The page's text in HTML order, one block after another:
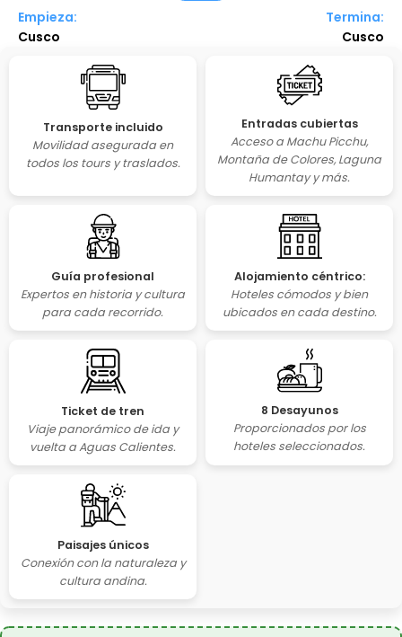
Empieza:
Cusco
Termina:
Cusco
Transporte incluido
Movilidad asegurada en
todos los tours y traslados.
Entradas cubiertas
Acceso a Machu Picchu,
Montaña de Colores, Laguna
Humantay y más.
Guía profesional
Expertos en historia y cultura
para cada recorrido.
Alojamiento céntrico:
Hoteles cómodos y bien
ubicados en cada destino.
Ticket de tren
Viaje panorámico de ida y
vuelta a Aguas Calientes.
8 Desayunos
Proporcionados por los
hoteles seleccionados.
Paisajes únicos
Conexión con la naturaleza y
cultura andina.